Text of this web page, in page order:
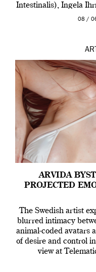
Intestinalis), Ingela
08 /
ARVIDA
PROJECTED
The Swedish artist
blurred intimacy
animal-coded avatars
of desire and control
view at